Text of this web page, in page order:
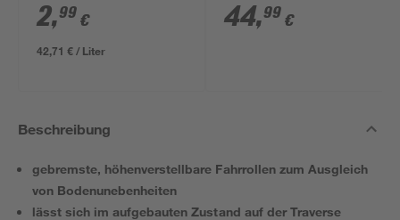
2,99 €
42,71 € / Liter
44,99 €
Beschreibung
gebremste, höhenverstellbare Fahrrollen zum Ausgleich
von Bodenunebenheiten
lässt sich im aufgebauten Zustand auf der Traverse